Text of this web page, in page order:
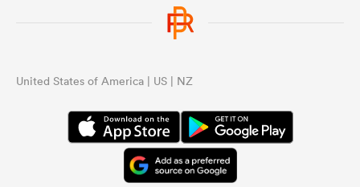
United States of America | US | NZ